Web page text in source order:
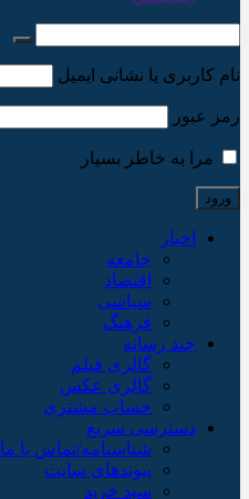
نام کاربری یا نشانی ایمیل
رمز عبور
مرا به خاطر بسپار
اخبار
جامعه
اقتصاد
سیاسی
فرهنگ
چند رسانه
گالری فیلم
گالری عکس
حساب مشتری
دسترسی سریع
شناسنامه/تماس با ما
پیوندهای سایت
سبد خريد